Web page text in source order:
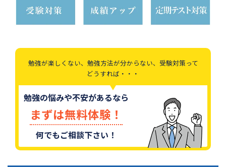
勉強が楽しくない、勉強方法が分からない、受験対策って
どうすれば・・・
勉強の悩みや不安があるなら
まずは無料体験！
何でもご相談下さい！